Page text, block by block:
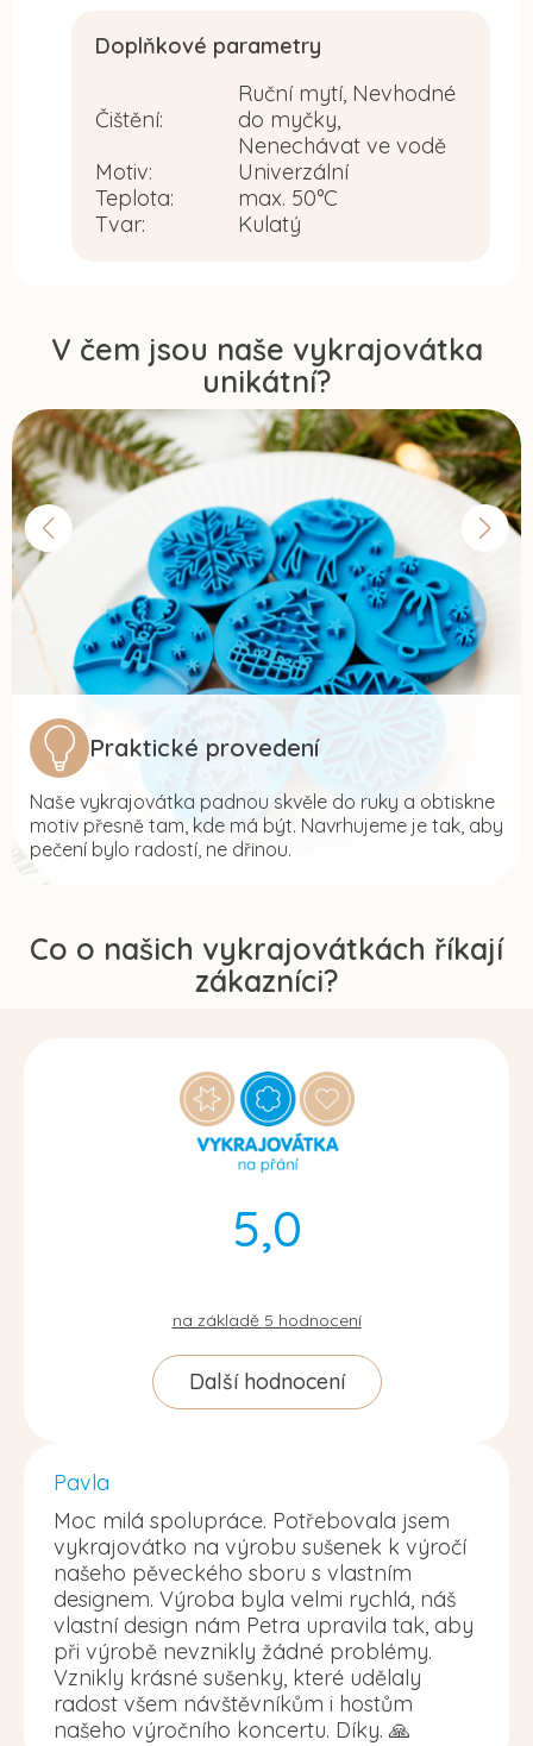
V čem jsou naše vykrajovátka
unikátní?
Praktické provedení
Naše vykrajovátka padnou skvěle do ruky a obtiskne
motiv přesně tam, kde má být. Navrhujeme je tak, aby
pečení bylo radostí, ne dřinou.
Doplňkové parametry
Čištění:
Ruční mytí, Nevhodné
do myčky,
Nenechávat ve vodě
Motiv:
Univerzální
Teplota:
max. 50°C
Tvar: Kulatý
Co o našich vykrajovátkách říkají
zákazníci?
5,0
na základě 5 hodnocení
Další hodnocení
Pavla
Moc milá spolupráce. Potřebovala jsem
vykrajovátko na výrobu sušenek k výročí
našeho pěveckého sboru s vlastním
designem. Výroba byla velmi rychlá, náš
vlastní design nám Petra upravila tak, aby
při výrobě nevznikly žádné problémy.
Vznikly krásné sušenky, které udělaly
radost všem návštěvníkům i hostům
našeho výročního koncertu. Díky. 🙏